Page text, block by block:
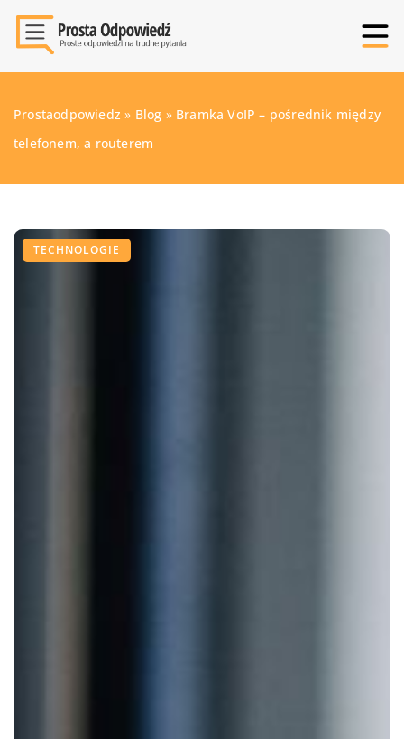
Prostaodpowiedz » Blog » Bramka VoIP – pośrednik między
telefonem, a routerem
TECHNOLOGIE